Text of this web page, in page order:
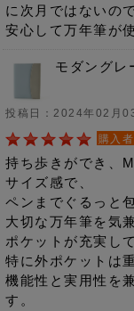
に次月ではないの
安心して万年筆が
モダング
投稿日：2024年02月
購入者
持ち歩きができ、
サイズ感で、
ペンまでぐるっと
大切な万年筆を気
ポケットが充実し
特に外ポケットは
機能性と実用性を
す。